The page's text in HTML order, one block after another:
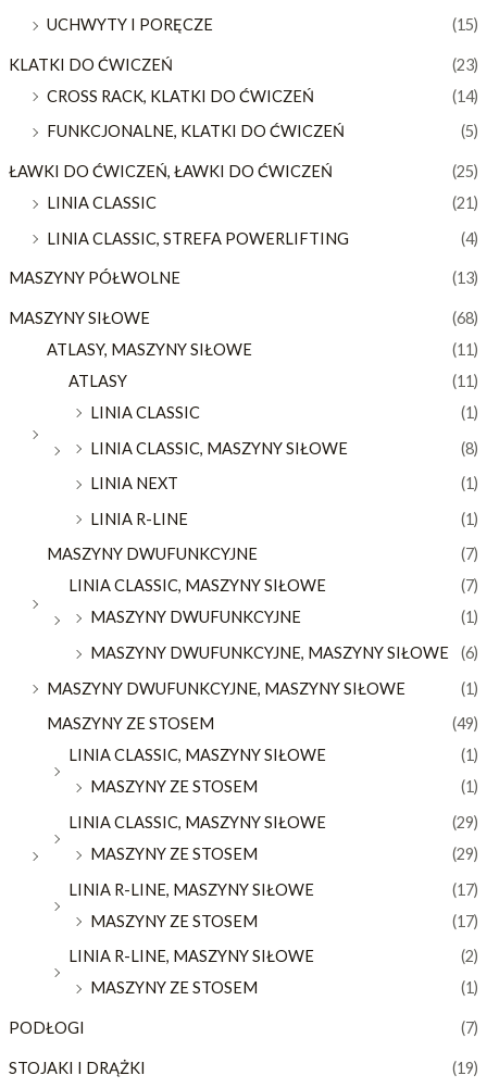
UCHWYTY I PORĘCZE
(15)
KLATKI DO ĆWICZEŃ
(23)
CROSS RACK, KLATKI DO ĆWICZEŃ
(14)
FUNKCJONALNE, KLATKI DO ĆWICZEŃ
(5)
ŁAWKI DO ĆWICZEŃ, ŁAWKI DO ĆWICZEŃ
(25)
LINIA CLASSIC
(21)
LINIA CLASSIC, STREFA POWERLIFTING
(4)
MASZYNY PÓŁWOLNE (13)
MASZYNY SIŁOWE
(68)
ATLASY, MASZYNY SIŁOWE
(11)
ATLASY
(11)
LINIA CLASSIC
(1)
LINIA CLASSIC, MASZYNY SIŁOWE
(8)
LINIA NEXT
(1)
LINIA R-LINE
(1)
MASZYNY DWUFUNKCYJNE
(7)
LINIA CLASSIC, MASZYNY SIŁOWE
(7)
MASZYNY DWUFUNKCYJNE
(1)
MASZYNY DWUFUNKCYJNE, MASZYNY SIŁOWE
(6)
MASZYNY DWUFUNKCYJNE, MASZYNY SIŁOWE
(1)
MASZYNY ZE STOSEM
(49)
LINIA CLASSIC, MASZYNY SIŁOWE
(1)
MASZYNY ZE STOSEM
(1)
LINIA CLASSIC, MASZYNY SIŁOWE
(29)
MASZYNY ZE STOSEM
(29)
LINIA R-LINE, MASZYNY SIŁOWE
(17)
MASZYNY ZE STOSEM
(17)
LINIA R-LINE, MASZYNY SIŁOWE
(2)
MASZYNY ZE STOSEM
(1)
PODŁOGI (7)
STOJAKI I DRĄŻKI
(19)